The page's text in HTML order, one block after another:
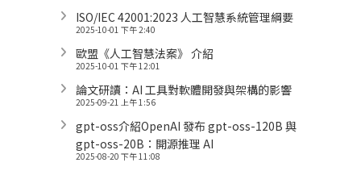
ISO/IEC 42001:2023 人工智慧系統管理綱要
2025-10-01 下午 2:40
歐盟《人工智慧法案》 介紹
2025-10-01 下午 12:01
論文研讀：AI 工具對軟體開發與架構的影響
2025-09-21 上午 1:56
gpt-oss介紹OpenAI 發布 gpt-oss-120B 與
gpt-oss-20B：開源推理 AI
2025-08-20 下午 11:08